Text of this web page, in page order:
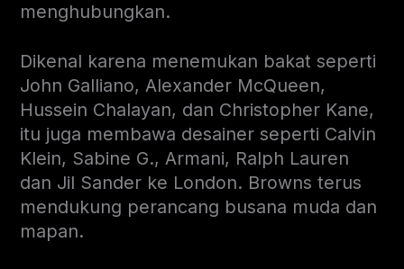
menghubungkan.
Dikenal karena menemukan bakat seperti
John Galliano, Alexander McQueen,
Hussein Chalayan, dan Christopher Kane,
itu juga membawa desainer seperti Calvin
Klein, Sabine G., Armani, Ralph Lauren
dan Jil Sander ke London. Browns terus
mendukung perancang busana muda dan
mapan.